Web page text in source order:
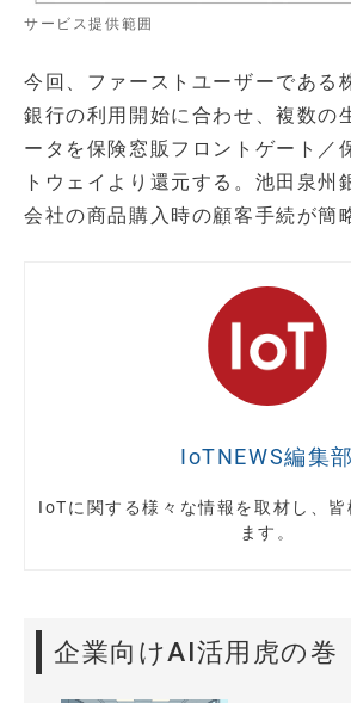
サービス提供範囲
今回、ファーストユーザーである
銀行の利用開始に合わせ、複数の
ータを保険窓販フロントゲート／
トウェイより還元する。池田泉州
会社の商品購入時の顧客手続が簡
IoTNEWS編集部
IoTに関する様々な情報を取材し、皆
ます。
企業向けAI活用虎の巻